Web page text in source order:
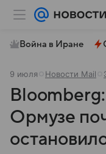
Война в Иране
9 июля Новости Mail
Ормузе